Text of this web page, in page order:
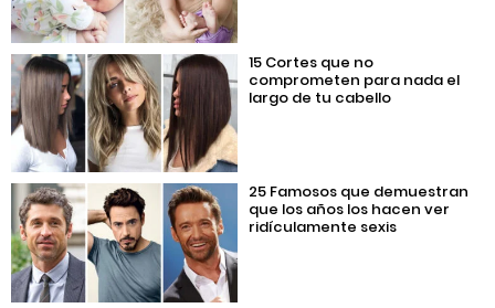
15 Cortes que no
comprometen para nada el
largo de tu cabello
25 Famosos que demuestran
que los años los hacen ver
ridículamente sexis